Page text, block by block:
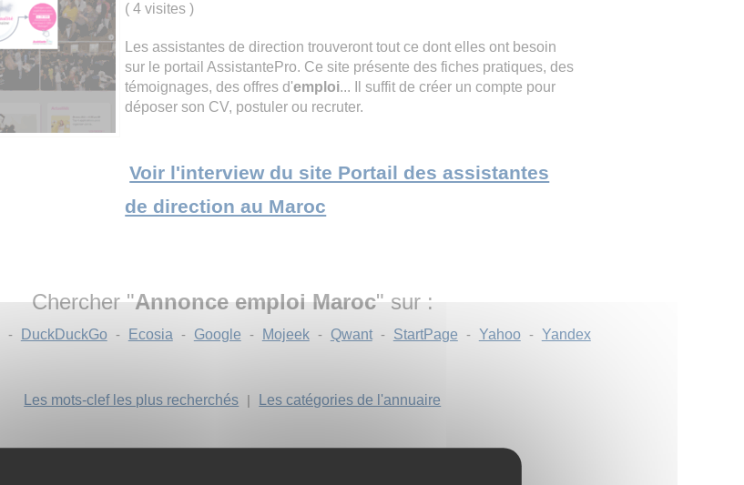
( 4 visites)
Les assistantes de direction trouveront tout ce dont elles ont besoin
sur le portail AssistantePro. Ce site présente des fiches pratiques, des
témoignages, des offres d'emploi... Il suffit de créer un compte pour
déposer son CV, postuler ou recruter.
Voir l'interview du site Portail des assistantes
de direction au Maroc
Chercher "Annonce emploi Maroc" sur :
- DuckDuckGo - Ecosia - Google - Mojeek - Qwant - StartPage - Yahoo - Yandex
Les mots-clef les plus recherchés | Les catégories de l'annuaire